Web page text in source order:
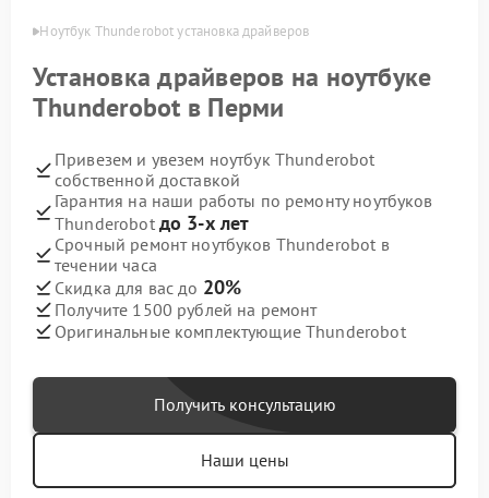
Ноутбук Thunderobot установка драйверов
Установка драйверов на ноутбуке
Thunderobot в Перми
Привезем и увезем ноутбук Thunderobot
собственной доставкой
Гарантия на наши работы по ремонту ноутбуков
Thunderobot до 3-х лет
Срочный ремонт ноутбуков Thunderobot в
течении часа
Скидка для вас до 20%
Получите 1500 рублей на ремонт
Оригинальные комплектующие Thunderobot
Получить консультацию
Наши цены